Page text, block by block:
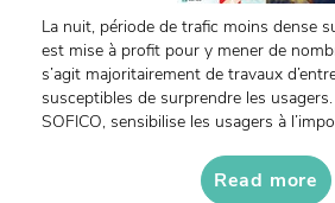
La nuit, période de trafic moins dense
est mise à profit pour y mener de
s’agit majoritairement de travaux
susceptibles de surprendre les
SOFICO, sensibilise les usagers à
Read more